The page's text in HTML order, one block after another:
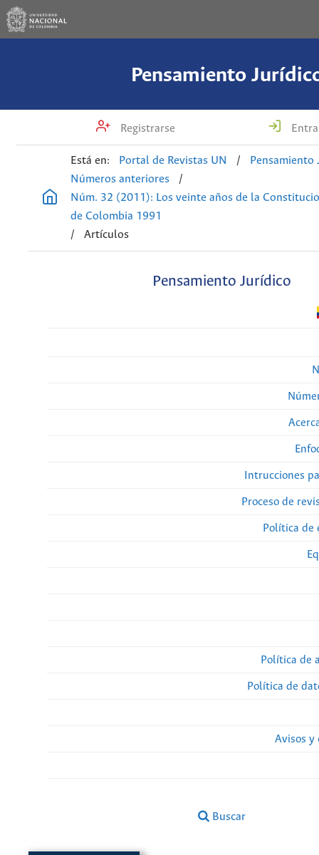
Pensamiento
Registrarse
Está en: Portal de Revistas UN /
Pensamiento
Números anteriores
/
Núm. 32 (2011): Los veinte años de la
de Colombia 1991
/
Artículos
Pensamiento Jurídico
Intrucciones
Proceso de
Política
Política de
Política de
Avisos y
Buscar